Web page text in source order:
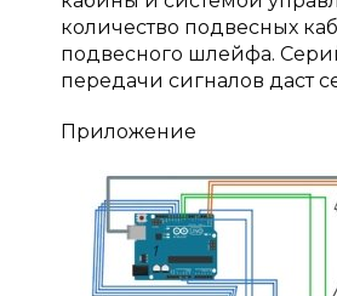
количество подвесных
подвесного шлейфа.
передачи сигналов даст
Приложение